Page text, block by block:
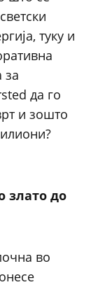
туку и
за
да го
и зошто
злато до
во